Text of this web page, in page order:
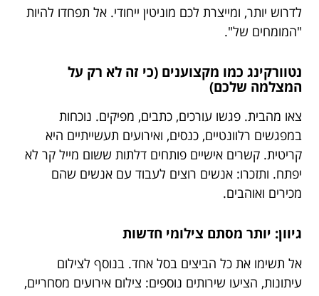
לדרוש יותר, ומייצרת לכם מוניטין ייחודי. אל תפחדו להיות
"המומחים של".
נטוורקינג כמו מקצוענים (כי זה לא רק על
המצלמה שלכם)
צאו מהבית. פגשו עורכים, כתבים, מפיקים. נוכחות
במפגשים רלוונטיים, כנסים, ואירועים תעשייתיים היא
קריטית. קשרים אישיים פותחים דלתות ששום מייל קר לא
יפתח. ותזכרו: אנשים רוצים לעבוד עם אנשים שהם
מכירים ואוהבים.
גיוון: יותר מסתם צילומי חדשות
אל תשימו את כל הביצים בסל אחד. בנוסף לצילום
עיתונות, הציעו שירותים נוספים: צילום אירועים מסחריים,